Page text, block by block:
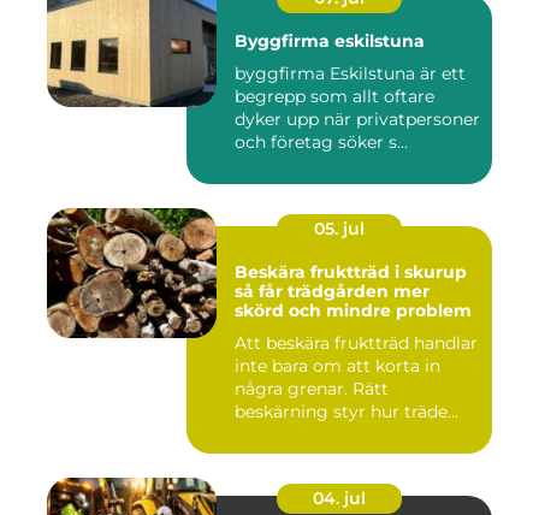
Byggfirma eskilstuna
byggfirma Eskilstuna är ett
begrepp som allt oftare
dyker upp när privatpersoner
och företag söker s...
05. jul
Beskära fruktträd i skurup
så får trädgården mer
skörd och mindre problem
Att beskära fruktträd handlar
inte bara om att korta in
några grenar. Rätt
beskärning styr hur träde...
04. jul